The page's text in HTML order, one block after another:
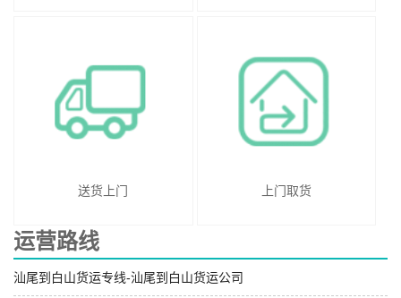
送货上门 上门取货
运营路线
汕尾到白山货运专线-汕尾到白山货运公司